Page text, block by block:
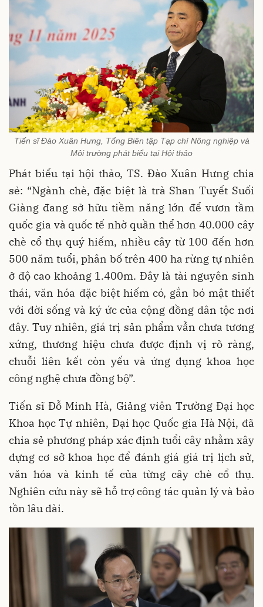
Tiến sĩ Đào Xuân Hưng, Tổng Biên tập Tạp chí Nông nghiệp và
Môi trường phát biểu tại Hội thảo
Phát biểu tại hội thảo, TS. Đào Xuân Hưng chia
sẻ: “Ngành chè, đặc biệt là trà Shan Tuyết Suối
Giàng đang sở hữu tiềm năng lớn để vươn tầm
quốc gia và quốc tế nhờ quần thể hơn 40.000 cây
chè cổ thụ quý hiếm, nhiều cây từ 100 đến hơn
500 năm tuổi, phân bố trên 400 ha rừng tự nhiên
ở độ cao khoảng 1.400m. Đây là tài nguyên sinh
thái, văn hóa đặc biệt hiếm có, gắn bó mật thiết
với đời sống và ký ức của cộng đồng dân tộc nơi
đây. Tuy nhiên, giá trị sản phẩm vẫn chưa tương
xứng, thương hiệu chưa được định vị rõ ràng,
chuỗi liên kết còn yếu và ứng dụng khoa học
công nghệ chưa đồng bộ”.
Tiến sĩ Đỗ Minh Hà, Giảng viên Trường Đại học
Khoa học Tự nhiên, Đại học Quốc gia Hà Nội, đã
chia sẻ phương pháp xác định tuổi cây nhằm xây
dựng cơ sở khoa học để đánh giá giá trị lịch sử,
văn hóa và kinh tế của từng cây chè cổ thụ.
Nghiên cứu này sẽ hỗ trợ công tác quản lý và bảo
tồn lâu dài.